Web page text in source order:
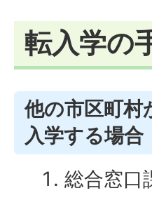
転入学の
他の市区町村
入学する場合
総合窓口